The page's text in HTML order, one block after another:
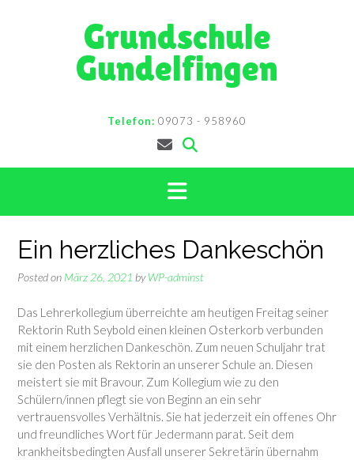
Grundschule
Gundelfingen
Telefon: 09073 - 958960
Ein herzliches Dankeschön
Posted on März 26, 2021 byWP-adminst
Das Lehrerkollegium überreichte am heutigen Freitag seiner
Rektorin Ruth Seybold einen kleinen Osterkorb verbunden
mit einem herzlichen Dankeschön. Zum neuen Schuljahr trat
sie den Posten als Rektorin an unserer Schule an. Diesen
meistert sie mit Bravour. Zum Kollegium wie zu den
Schülern/innen pflegt sie von Beginn an ein sehr
vertrauensvolles Verhältnis. Sie hat jederzeit ein offenes Ohr
und freundliches Wort für Jedermann parat. Seit dem
krankheitsbedingten Ausfall unserer Sekretärin übernahm